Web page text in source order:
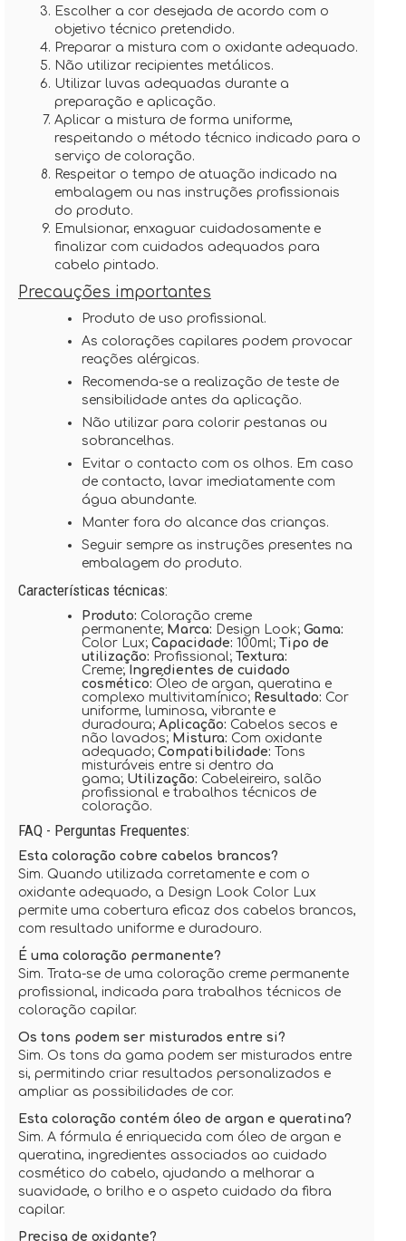
Escolher a cor desejada de acordo com o
objetivo técnico pretendido.
Preparar a mistura com o oxidante adequado.
Não utilizar recipientes metálicos.
Utilizar luvas adequadas durante a
preparação e aplicação.
Aplicar a mistura de forma uniforme,
respeitando o método técnico indicado para o
serviço de coloração.
Respeitar o tempo de atuação indicado na
embalagem ou nas instruções profissionais
do produto.
Emulsionar, enxaguar cuidadosamente e
finalizar com cuidados adequados para
cabelo pintado.
Precauções importantes
Produto de uso profissional.
As colorações capilares podem provocar
reações alérgicas.
Recomenda-se a realização de teste de
sensibilidade antes da aplicação.
Não utilizar para colorir pestanas ou
sobrancelhas.
Evitar o contacto com os olhos. Em caso
de contacto, lavar imediatamente com
água abundante.
Manter fora do alcance das crianças.
Seguir sempre as instruções presentes na
embalagem do produto.
Características técnicas:
Produto: Coloração creme
permanente; Marca: Design Look; Gama:
Color Lux; Capacidade: 100ml; Tipo de
utilização: Profissional; Textura:
Creme; Ingredientes de cuidado
cosmético: Óleo de argan, queratina e
complexo multivitamínico; Resultado: Cor
uniforme, luminosa, vibrante e
duradoura; Aplicação: Cabelos secos e
não lavados; Mistura: Com oxidante
adequado; Compatibilidade: Tons
misturáveis entre si dentro da
gama; Utilização: Cabeleireiro, salão
profissional e trabalhos técnicos de
coloração.
FAQ - Perguntas Frequentes:
Esta coloração cobre cabelos brancos?
Sim. Quando utilizada corretamente e com o
oxidante adequado, a Design Look Color Lux
permite uma cobertura eficaz dos cabelos brancos,
com resultado uniforme e duradouro.
É uma coloração permanente?
Sim. Trata-se de uma coloração creme permanente
profissional, indicada para trabalhos técnicos de
coloração capilar.
Os tons podem ser misturados entre si?
Sim. Os tons da gama podem ser misturados entre
si, permitindo criar resultados personalizados e
ampliar as possibilidades de cor.
Esta coloração contém óleo de argan e queratina?
Sim. A fórmula é enriquecida com óleo de argan e
queratina, ingredientes associados ao cuidado
cosmético do cabelo, ajudando a melhorar a
suavidade, o brilho e o aspeto cuidado da fibra
capilar.
Precisa de oxidante?